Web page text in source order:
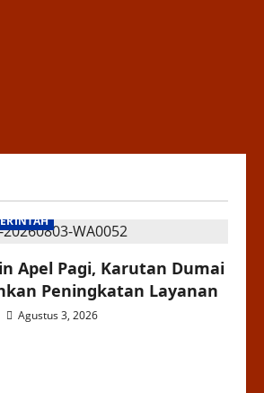
Apel Pagi, Karutan Dumai
Peningkatan Layanan
Agustus 3, 2026